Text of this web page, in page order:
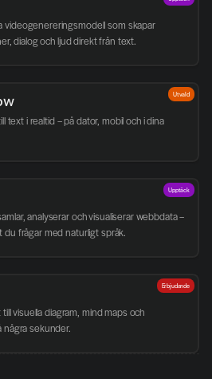
videogenereringsmodell som skapar
dialog och ljud direkt från text.
text i realtid – på dator, mobil och i dina
Utvald
analyserar och visualiserar webbdata –
du frågar med naturligt språk.
Upptäck
visuella diagram, mind maps och
några sekunder.
Erbjudande